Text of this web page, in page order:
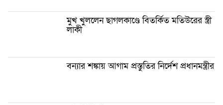
মুখ খুললেন ছাগলকাণ্ডে বিতর্কিত মতিউরের স্ত্রী
লাকী
বন্যার শঙ্কায় আগাম প্রস্তুতির নির্দেশ প্রধানমন্ত্রীর